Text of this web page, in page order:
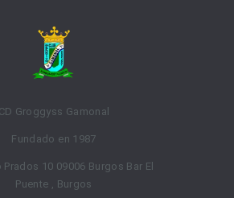
CD Groggyss Gamonal
Fundado en 1987
Prados 10 09006 Burgos Bar El
Puente , Burgos